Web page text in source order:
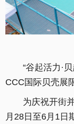
“谷起活力·
CCC国际贝壳展
为庆祝开街
月28日至6月1日